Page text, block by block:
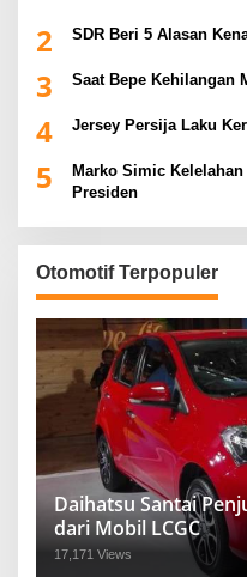
2 SDR Beri 5 Alasan
3 Saat Bepe Kehilangan
4 Jersey Persija Laku
5
Marko Simic
Presiden
Otomotif Terpopuler
Daihatsu Santai
dari Mobil LCGC
17,171 Views